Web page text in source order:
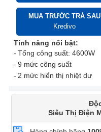
MUA TRƯỚC TRẢ SAU
Kredivo
Tính năng nổi bật:
Tổng công suất: 4600W
9 mức công suất
2 mức hiển thị nhiệt dư
Siêu Thị Điện